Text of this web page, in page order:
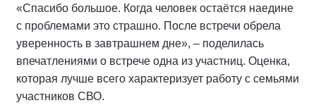
«Спасибо большое. Когда человек остаётся наедине
с проблемами это страшно. После встречи обрела
уверенность в завтрашнем дне», – поделилась
впечатлениями о встрече одна из участниц. Оценка,
которая лучше всего характеризует работу с семьями
участников СВО.